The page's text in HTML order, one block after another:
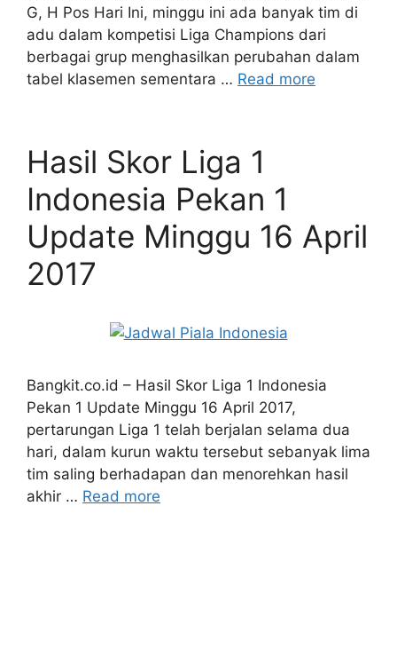
G, H Pos Hari Ini, minggu ini ada banyak tim di
adu dalam kompetisi Liga Champions dari
berbagai grup menghasilkan perubahan dalam
tabel klasemen sementara … Read more
Hasil Skor Liga 1
Indonesia Pekan 1
Update Minggu 16 April
2017
Bangkit.co.id – Hasil Skor Liga 1 Indonesia
Pekan 1 Update Minggu 16 April 2017,
pertarungan Liga 1 telah berjalan selama dua
hari, dalam kurun waktu tersebut sebanyak lima
tim saling berhadapan dan menorehkan hasil
akhir … Read more